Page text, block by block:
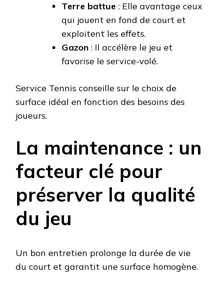
Terre battue : Elle avantage ceux
qui jouent en fond de court et
exploitent les effets.
Gazon : Il accélère le jeu et
favorise le service-volé.
Service Tennis conseille sur le choix de
surface idéal en fonction des besoins des
joueurs.
La maintenance : un
facteur clé pour
préserver la qualité
du jeu
Un bon entretien prolonge la durée de vie
du court et garantit une surface homogène.